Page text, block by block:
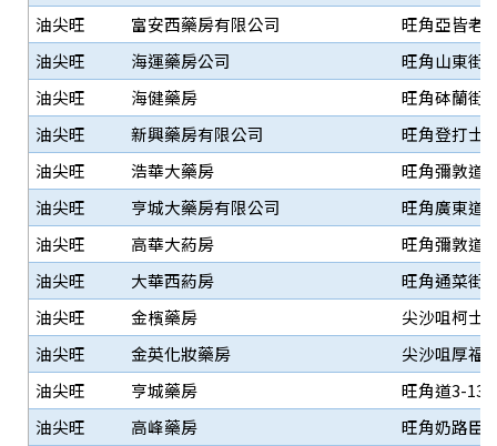
油尖旺
富安西藥房有限公司
旺角亞皆老
油尖旺
海運藥房公司
旺角山東街
油尖旺
海健藥房
旺角砵蘭街
油尖旺
新興藥房有限公司
旺角登打士
油尖旺
浩華大藥房
旺角彌敦道
油尖旺
亨城大藥房有限公司
旺角廣東道
油尖旺
高華大葯房
旺角彌敦道
油尖旺
大華西葯房
旺角通菜街
油尖旺
金檳藥房
尖沙咀柯士
油尖旺
金英化妝藥房
尖沙咀厚福
油尖旺
亨城藥房
旺角道3-13
油尖旺
高峰藥房
旺角奶路臣